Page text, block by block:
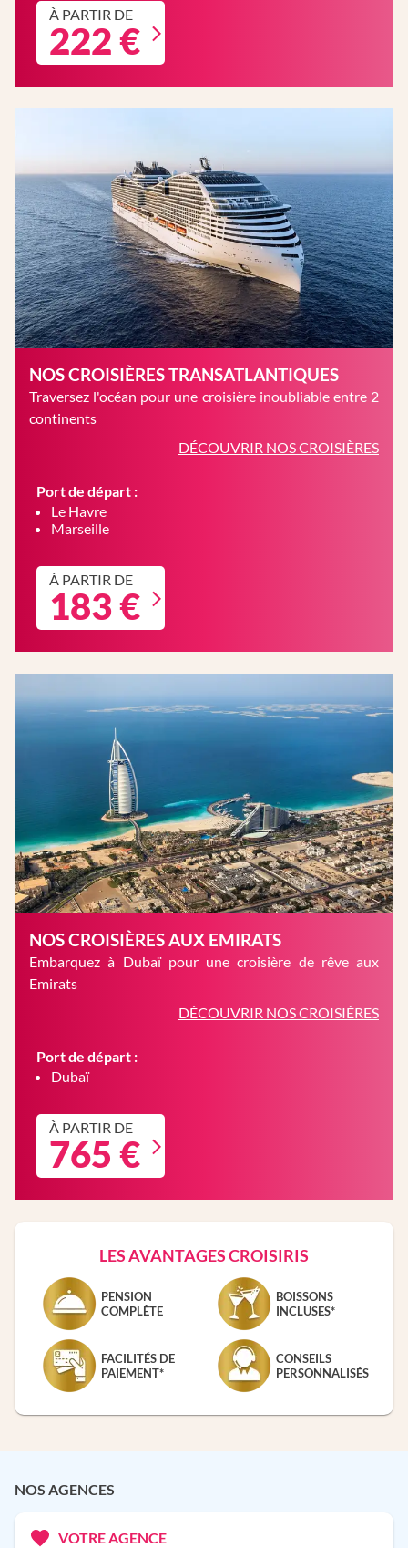
À PARTIR DE
222 €
NOS CROISIÈRES TRANSATLANTIQUES
Traversez l'océan pour une croisière inoubliable entre 2
continents
DÉCOUVRIR NOS CROISIÈRES
Port de départ :
Le Havre
Marseille
À PARTIR DE
183 €
NOS CROISIÈRES AUX EMIRATS
Embarquez à Dubaï pour une croisière de rêve aux
Emirats
DÉCOUVRIR NOS CROISIÈRES
Port de départ :
Dubaï
À PARTIR DE
765 €
LES AVANTAGES CROISIRIS
PENSION
COMPLÈTE
BOISSONS
INCLUSES*
FACILITÉS DE
PAIEMENT*
CONSEILS
PERSONNALISÉS
NOS AGENCES
VOTRE AGENCE